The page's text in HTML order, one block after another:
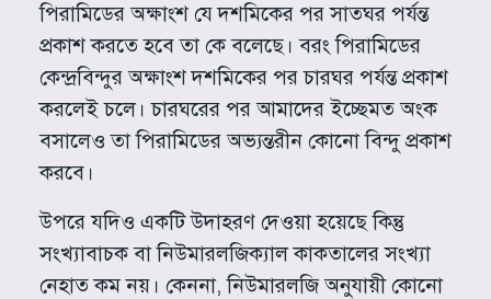
পিরামিডের অক্ষাংশ যে দশমিকের পর সাতঘর পর্যন্ত
প্রকাশ করতে হবে তা কে বলেছে। বরং পিরামিডের
কেন্দ্রবিন্দুর অক্ষাংশ দশমিকের পর চারঘর পর্যন্ত প্রকাশ
করলেই চলে। চারঘরের পর আমাদের ইচ্ছেমত অংক
বসালেও তা পিরামিডের অভ্যন্তরীন কোনো বিন্দু প্রকাশ
করবে।
উপরে যদিও একটি উদাহরণ দেওয়া হয়েছে কিন্তু
সংখ্যাবাচক বা নিউমারলজিক্যাল কাকতালের সংখ্যা
নেহাত কম নয়। কেননা, নিউমারলজি অনুযায়ী কোনো